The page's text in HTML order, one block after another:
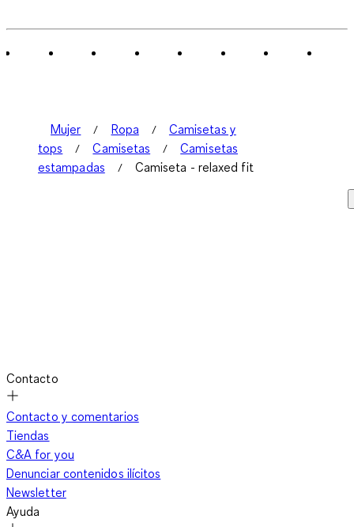
Mujer Ropa
Camisetas y
tops
Camisetas
Camisetas
estampadas
Camiseta - relaxed fit
Contacto
Contacto y comentarios
Tiendas
C&A for you
Denunciar contenidos ilícitos
Newsletter
Ayuda